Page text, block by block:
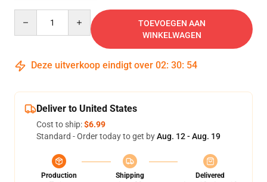
TOEVOEGEN AAN
WINKELWAGEN
Deze uitverkoop eindigt over 02: 30: 54
Deliver to United States
Cost to ship:$6.99
Standard - Order today to get byAug. 12 - Aug. 19
Production
Shipping
Delivered